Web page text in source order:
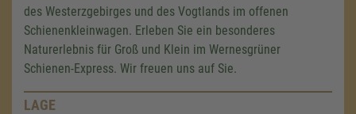
des Westerzgebirges und des Vogtlands im offenen
Schienenkleinwagen. Erleben Sie ein besonderes
Naturerlebnis für Groß und Klein im Wernesgrüner
Schienen-Express. Wir freuen uns auf Sie.
LAGE